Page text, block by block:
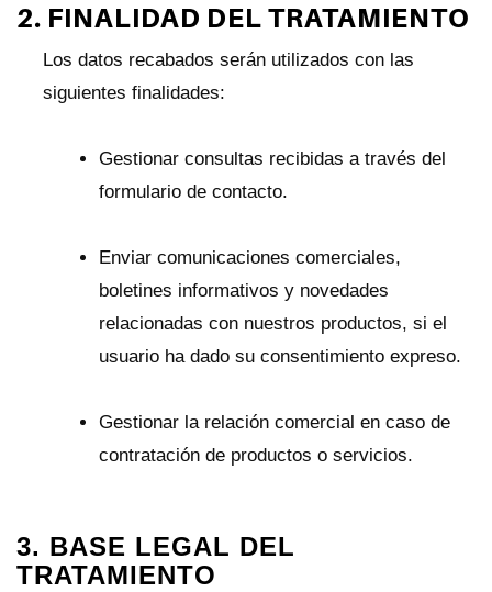
2. FINALIDAD DEL TRATAMIENTO
Los datos recabados serán utilizados con las
siguientes finalidades:
Gestionar consultas recibidas a través del
formulario de contacto.
Enviar comunicaciones comerciales,
boletines informativos y novedades
relacionadas con nuestros productos, si el
usuario ha dado su consentimiento expreso.
Gestionar la relación comercial en caso de
contratación de productos o servicios.
3. BASE LEGAL DEL
TRATAMIENTO